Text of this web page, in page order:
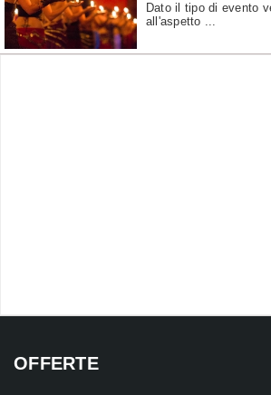
Dato il tipo di evento
all'aspetto ...
OFFERTE